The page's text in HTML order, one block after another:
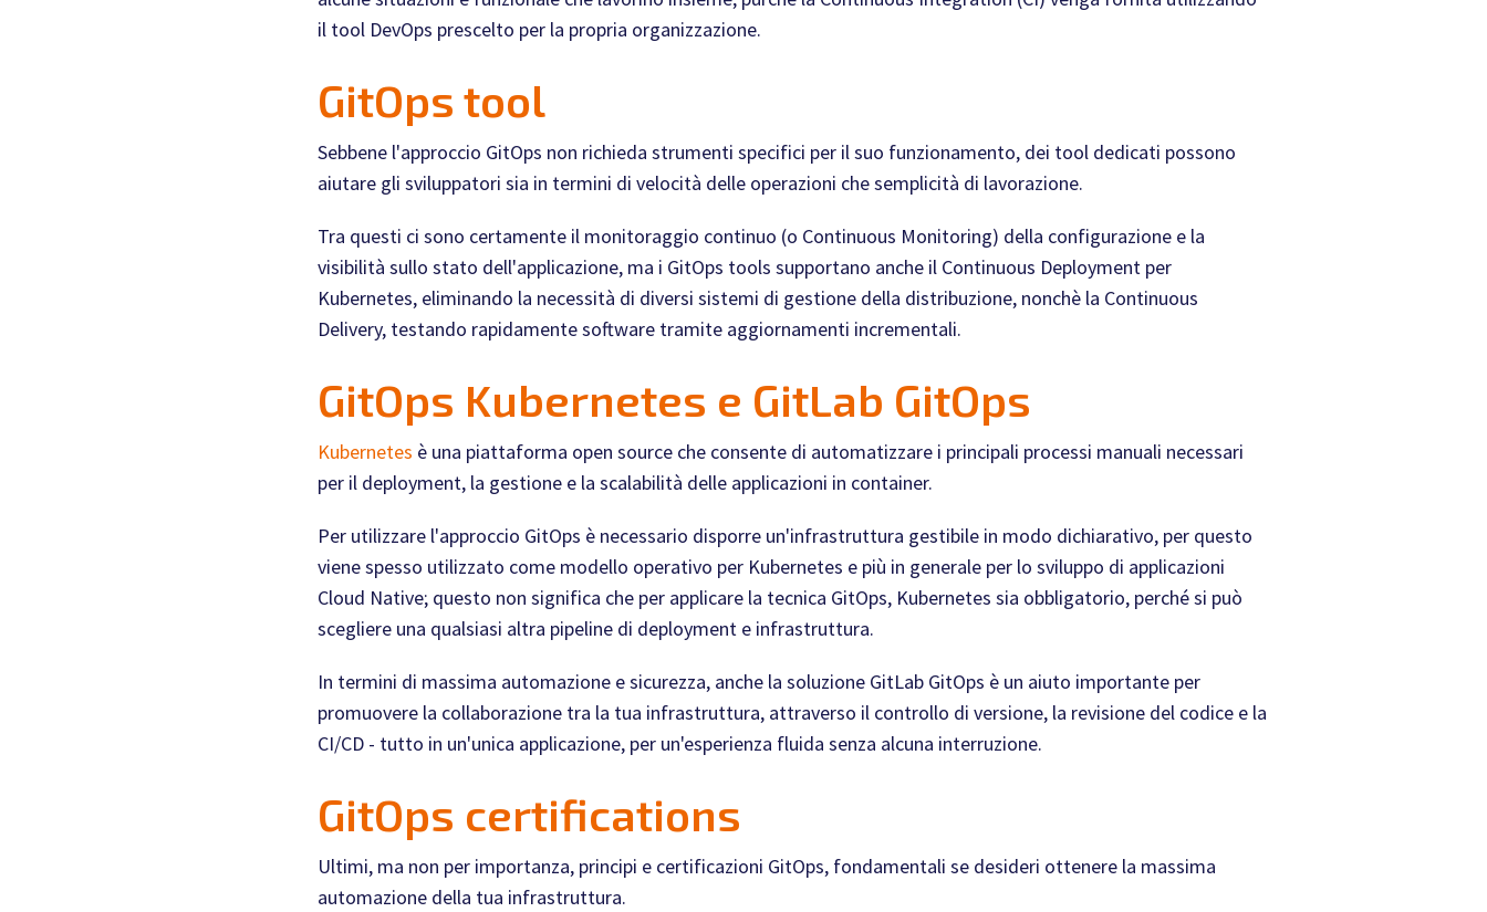
il tool DevOps prescelto per la propria organizzazione.
GitOps tool
Sebbene l'approccio GitOps non richieda strumenti specifici per il suo funzionamento, dei tool dedicati possono
aiutare gli sviluppatori sia in termini di velocità delle operazioni che semplicità di lavorazione.
Tra questi ci sono certamente il monitoraggio continuo (o Continuous Monitoring) della configurazione e la
visibilità sullo stato dell'applicazione, ma i GitOps tools supportano anche il Continuous Deployment per
Kubernetes, eliminando la necessità di diversi sistemi di gestione della distribuzione, nonchè la Continuous
Delivery, testando rapidamente software tramite aggiornamenti incrementali.
GitOps Kubernetes e GitLab GitOps
Kubernetes è una piattaforma open source che consente di automatizzare i principali processi manuali necessari
per il deployment, la gestione e la scalabilità delle applicazioni in container.
Per utilizzare l'approccio GitOps è necessario disporre un'infrastruttura gestibile in modo dichiarativo, per questo
viene spesso utilizzato come modello operativo per Kubernetes e più in generale per lo sviluppo di applicazioni
Cloud Native; questo non significa che per applicare la tecnica GitOps, Kubernetes sia obbligatorio, perché si può
scegliere una qualsiasi altra pipeline di deployment e infrastruttura.
In termini di massima automazione e sicurezza, anche la soluzione GitLab GitOps è un aiuto importante per
promuovere la collaborazione tra la tua infrastruttura, attraverso il controllo di versione, la revisione del codice e la
CI/CD - tutto in un'unica applicazione, per un'esperienza fluida senza alcuna interruzione.
GitOps certifications
Ultimi, ma non per importanza, principi e certificazioni GitOps, fondamentali se desideri ottenere la massima
automazione della tua infrastruttura.